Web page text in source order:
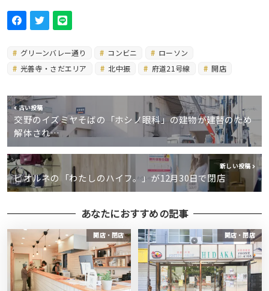
グリーンバレー通り コンビニ
ローソン
光善寺・さだエリア
北中振 府道21号線 開店
古い投稿
交野のイズミヤそばの「ホシノ眼科」の建物が建替のため
解体され…
新しい投稿
ビオルネの「わたしのハイフ。」が12月30日で閉店
あなたにおすすめの記事
開店・閉店 開店・閉店